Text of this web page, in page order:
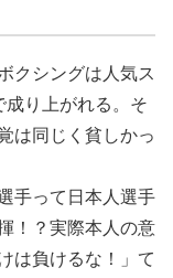
クシングは人気ス
成り上がれる。そ
は同じく貧しかっ
手って日本人選手
！？実際本人の意
は負けるな！」て